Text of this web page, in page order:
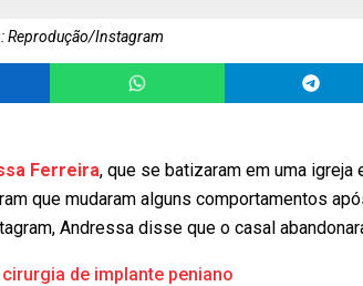
Reprodução/Instagram
Ferreira, que se batizaram em uma igreja
que mudaram alguns comportamentos
Andressa disse que o casal
de implante peniano